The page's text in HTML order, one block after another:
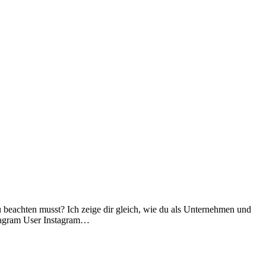
musst? Ich zeige dir gleich, wie du als Unternehmen und
User Instagram…